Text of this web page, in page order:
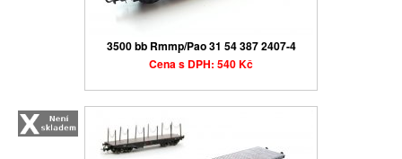
3500 bb Rmmp/Pao 31 54 387 2407-4
Cena s DPH: 540 Kč